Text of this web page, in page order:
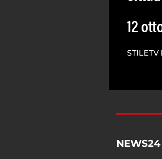
12
STILETV
NEWS24